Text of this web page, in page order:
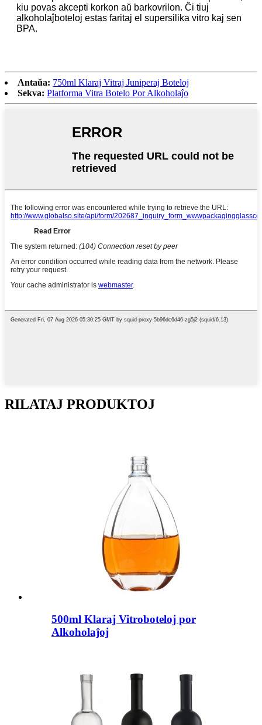
kiu povas akcepti korkon aŭ barkovrilon. Ĉi tiuj
alkoholaĵboteloj estas faritaj el supersilika vitro kaj sen
BPA.
Antaŭa: 750ml Klaraj Vitraj Juniperaj Boteloj
Sekva: Platforma Vitra Botelo Por Alkoholaĵo
RILATAJ PRODUKTOJ
500ml Klaraj Vitroboteloj por
Alkoholaĵoj